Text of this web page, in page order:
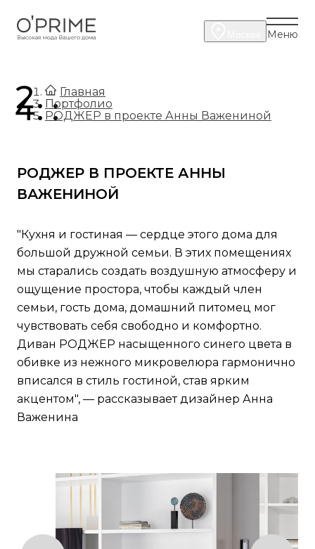
Меню
Главная
.
Портфолио
.
РОДЖЕР в проекте Анны Важениной
РОДЖЕР В ПРОЕКТЕ АННЫ
ВАЖЕНИНОЙ
"Кухня и гостиная — сердце этого дома для
большой дружной семьи. В этих помещениях
мы старались создать воздушную атмосферу и
ощущение простора, чтобы каждый член
семьи, гость дома, домашний питомец мог
чувствовать себя свободно и комфортно.
Диван РОДЖЕР насыщенного синего цвета в
обивке из нежного микровелюра гармонично
вписался в стиль гостиной, став ярким
акцентом", — рассказывает дизайнер Анна
Важенина